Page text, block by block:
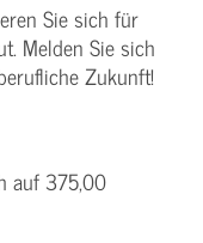
Sie sich für
Melden Sie sich
Zukunft!
auf 375,00